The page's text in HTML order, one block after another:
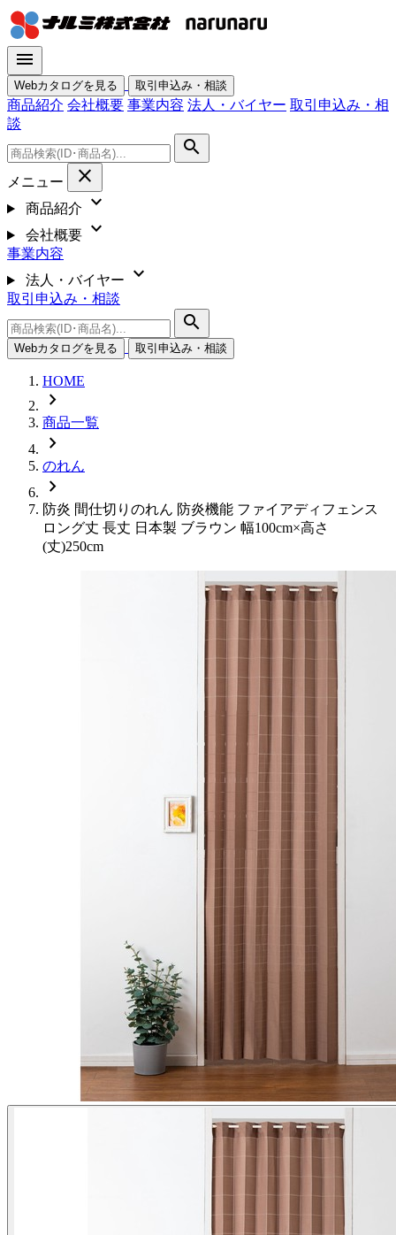
menu
Webカタログを見る 取引申込み・相談
商品紹介 会社概要 事業内容 法人・バイヤー 取引申込み・相
談
search
メニュー close
商品紹介 expand_more
会社概要 expand_more
事業内容
法人・バイヤー
expand_more
取引申込み・相談
search
Webカタログを見る 取引申込み・相談
HOME
chevron_right
商品一覧
chevron_right
のれん
chevron_right
防炎 間仕切りのれん 防炎機能 ファイアディフェンス
ロング丈 長丈 日本製 ブラウン 幅100cm×高さ
(丈)250cm